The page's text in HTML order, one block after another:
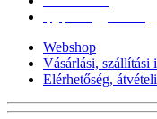
Webshop
Vásárlási, szállítási
Elérhetőség,